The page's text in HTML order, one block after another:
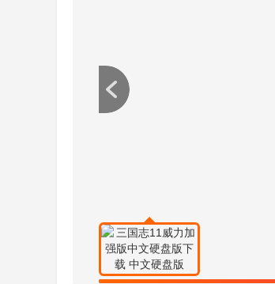
<13> 同时新增的建筑还有军事
令效果。
<14> 除了常规建筑，部队还可
<17> 历(历)史(史)事(事)件(件
力(力)本(本)身(身)造(造)成(成)影(